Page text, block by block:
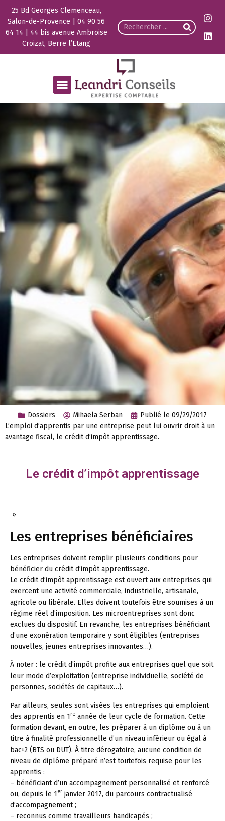
25 Bd Georges Clemenceau,
Salon-de-Provence | 04 90 56
64 14 | 44 bis avenue Ambroise
Croizat, Berre l’Etang
Dossiers Mihaela Serban Publié le 09/29/2017
L’emploi d’apprentis par une entreprise peut lui ouvrir droit à un
avantage fiscal, le crédit d’impôt apprentissage.
Le crédit d’impôt apprentissage
»
Les entreprises bénéficiaires
Les entreprises doivent remplir plusieurs conditions pour
bénéficier du crédit d’impôt apprentissage.
Le crédit d’impôt apprentissage est ouvert aux entreprises qui
exercent une activité commerciale, industrielle, artisanale,
agricole ou libérale. Elles doivent toutefois être soumises à un
régime réel d’imposition. Les microentreprises sont donc
exclues du dispositif. En revanche, les entreprises bénéficiant
d’une exonération temporaire y sont éligibles (entreprises
nouvelles, jeunes entreprises innovantes…).
À noter : le crédit d’impôt profite aux entreprises quel que soit
leur mode d’exploitation (entreprise individuelle, société de
personnes, sociétés de capitaux…).
Par ailleurs, seules sont visées les entreprises qui emploient
des apprentis en 1re année de leur cycle de formation. Cette
formation devant, en outre, les préparer à un diplôme ou à un
titre à finalité professionnelle d’un niveau inférieur ou égal à
bac+2 (BTS ou DUT). À titre dérogatoire, aucune condition de
niveau de diplôme préparé n’est toutefois requise pour les
apprentis :
– bénéficiant d’un accompagnement personnalisé et renforcé
ou, depuis le 1er janvier 2017, du parcours contractualisé
d’accompagnement ;
– reconnus comme travailleurs handicapés ;